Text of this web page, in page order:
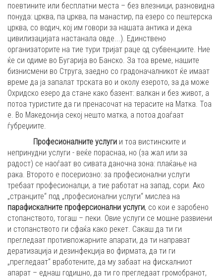
поевтините или бесплатни места – без влезници, разновидна
понуда: црква, па црква, па манастир, па езеро со пештерска
црква, со водич, кој им говори за нашата антика и дека
цивилизацијата настанала овде...). Единствено
организаторите на тие тури тријат раце од субвенциите. Ние
ќе си одиме во Бугарија во Банско. За тоа време, нашите
бизнисмени во Струга, заедно со градоначалникот ќе имаат
време да ја запалат трската во и околу езерото, за да може
Охридско езеро да стане како базент: валкан и без живот, а
потоа туристите да ги пренасочат на терасите на Матка. Тоа
е. Во Македонија секој нешто матка, а потоа доаѓаат
ѓубреџиите.
Професионалните услуги и тоа вистинските и
непринудни услуги - веќе пораснаа, но (за жал или за
радост) се наоѓаат во сивата даночна зона: плаќање на
рака. Второто е посериозно: за професионални услуги
требаат професионалци, а тие работат на запад, сори. Ако
„странците“ под „професионални услуги“ мислеа на
парафискалните проферсионални услуги, со кои е заробено
стопанството, тогаш – пеки. Овие услуги се мошне развиени
и стопанството ги сфаќа како рекет. Сакаш да ти ги
прегледаат противпожарните апарати, да ти направат
дератизација и дезинфекција во фирмата, да ти ги
„прегледаат“ вработените, да му забаат на фискалниот
апарат – еднаш годишно, да ти го прегледаат громобранот,